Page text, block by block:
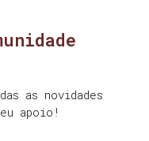
as novidades
apoio!